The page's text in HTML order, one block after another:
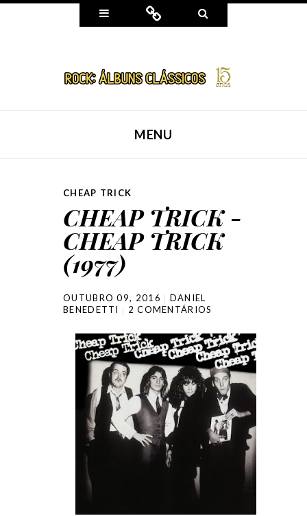
Widgets Connect
MENU
CHEAP TRICK
CHEAP TRICK -
CHEAP TRICK
(1977)
OUTUBRO 09, 2016
DANIEL
BENEDETTI
2 COMENTÁRIOS